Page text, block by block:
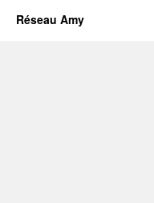
Réseau Amy